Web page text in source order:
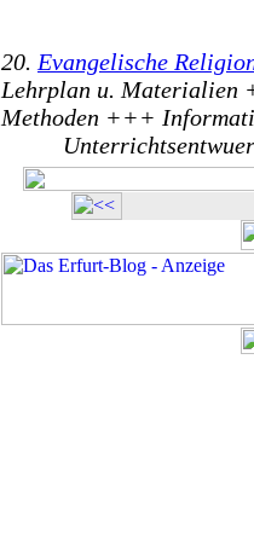
20. Evangelische
Lehrplan u. Materialien
Methoden +++